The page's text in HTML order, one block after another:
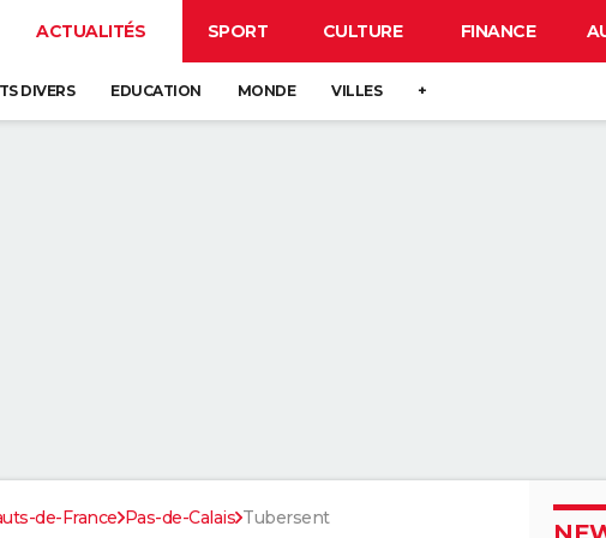
ACTUALITÉS SPORT CULTURE FINANCE
DIVERS EDUCATION MONDE VILLES +
de-France Pas-de-Calais Tubersent